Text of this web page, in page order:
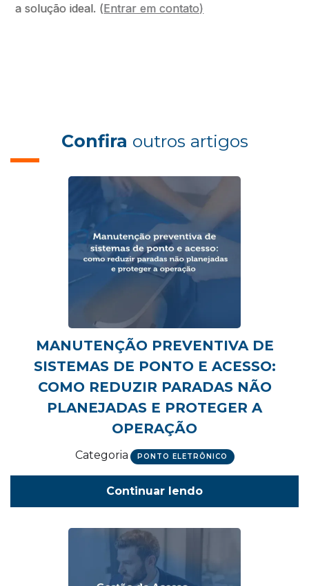
a solução ideal. (Entrar em contato)
Confira outros artigos
MANUTENÇÃO PREVENTIVA DE
SISTEMAS DE PONTO E ACESSO:
COMO REDUZIR PARADAS NÃO
PLANEJADAS E PROTEGER A
OPERAÇÃO
Categoria PONTO ELETRÔNICO
Continuar lendo